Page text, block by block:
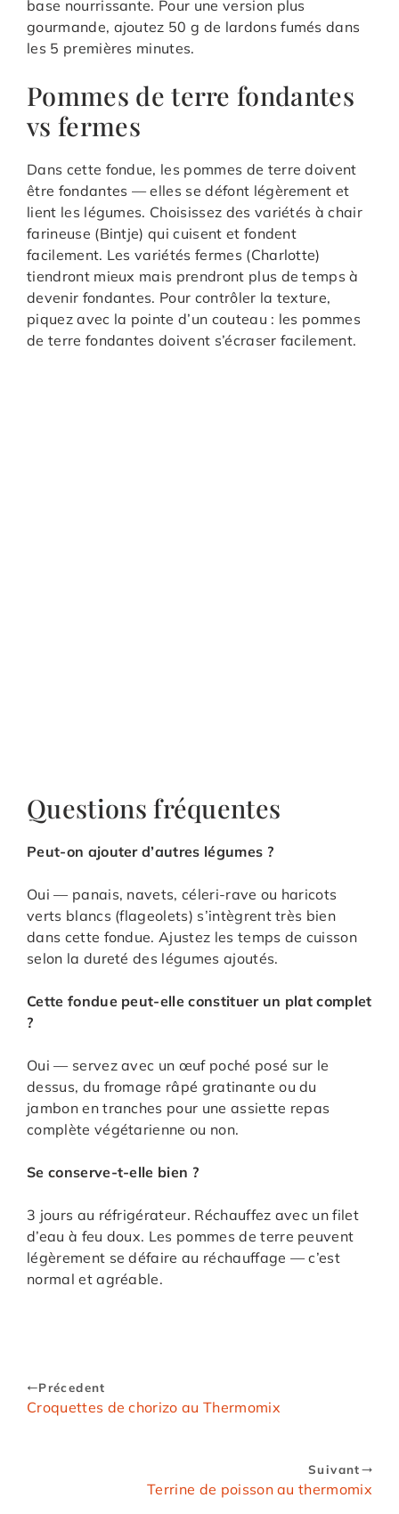
base nourrissante. Pour une version plus
gourmande, ajoutez 50 g de lardons fumés dans
les 5 premières minutes.
Pommes de terre fondantes
vs fermes
Dans cette fondue, les pommes de terre doivent
être fondantes — elles se défont légèrement et
lient les légumes. Choisissez des variétés à chair
farineuse (Bintje) qui cuisent et fondent
facilement. Les variétés fermes (Charlotte)
tiendront mieux mais prendront plus de temps à
devenir fondantes. Pour contrôler la texture,
piquez avec la pointe d’un couteau : les pommes
de terre fondantes doivent s’écraser facilement.
Questions fréquentes
Peut-on ajouter d’autres légumes ?
Oui — panais, navets, céleri-rave ou haricots
verts blancs (flageolets) s’intègrent très bien
dans cette fondue. Ajustez les temps de cuisson
selon la dureté des légumes ajoutés.
Cette fondue peut-elle constituer un plat complet
?
Oui — servez avec un œuf poché posé sur le
dessus, du fromage râpé gratinante ou du
jambon en tranches pour une assiette repas
complète végétarienne ou non.
Se conserve-t-elle bien ?
3 jours au réfrigérateur. Réchauffez avec un filet
d’eau à feu doux. Les pommes de terre peuvent
légèrement se défaire au réchauffage — c’est
normal et agréable.
Précedent
Croquettes de chorizo au Thermomix
Suivant
Terrine de poisson au thermomix